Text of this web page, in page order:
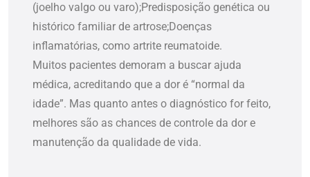
(joelho valgo ou varo);Predisposição genética ou
histórico familiar de artrose;Doenças
inflamatórias, como artrite reumatoide.
Muitos pacientes demoram a buscar ajuda
médica, acreditando que a dor é “normal da
idade”. Mas quanto antes o diagnóstico for feito,
melhores são as chances de controle da dor e
manutenção da qualidade de vida.